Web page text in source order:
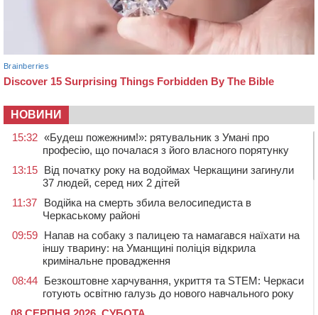
НОВИНИ
15:32 «Будеш пожежним!»: рятувальник з Умані про
професію, що почалася з його власного порятунку
13:15 Від початку року на водоймах Черкащини загинули
37 людей, серед них 2 дітей
11:37
Водійка на смерть збила велосипедиста в
Черкаському районі
09:59 Напав на собаку з палицею та намагався наїхати на
іншу тварину: на Уманщині поліція відкрила
кримінальне провадження
08:44 Безкоштовне харчування, укриття та STEM: Черкаси
готують освітню галузь до нового навчального року